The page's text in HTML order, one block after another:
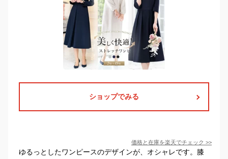
ショップでみる
価格と在庫を楽天でチェック >>
ゆるっとしたワンピースのデザインが、オシャレです。膝